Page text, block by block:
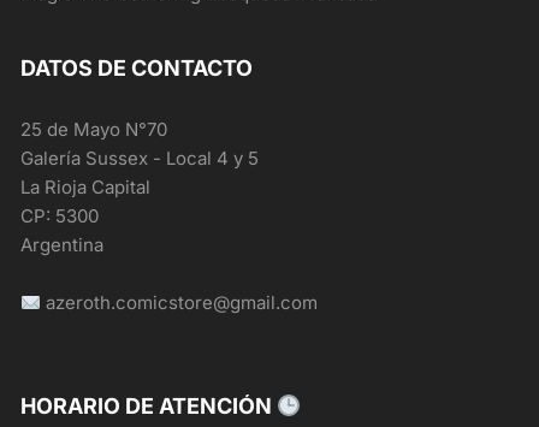
DATOS DE CONTACTO
25 de Mayo N°70
Galería Sussex - Local 4 y 5
La Rioja Capital
CP: 5300
Argentina
azeroth.comicstore@gmail.com
HORARIO DE ATENCIÓN